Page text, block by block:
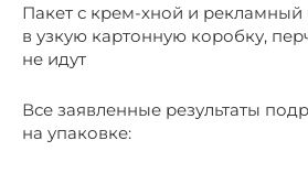
Пакет с крем-хной и рекламный
в узкую картонную коробку,
не идут
Все заявленные результаты
на упаковке: